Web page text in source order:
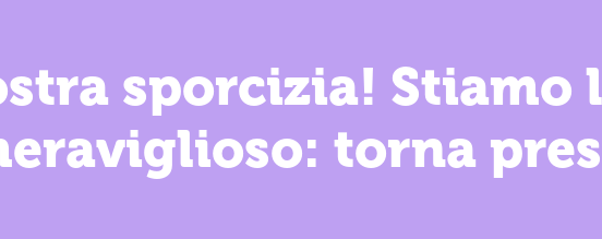
sporcizia! Stiamo
torna